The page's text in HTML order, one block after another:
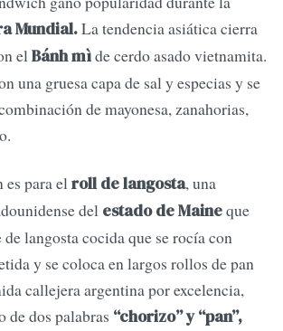
Mundial.La tendencia asiática cierra
el Bánh mìde cerdo asado vietnamita.
una gruesa capa de sal y especias y se
de mayonesa, zanahorias,
es para elroll de langosta, una
del estado de Maineque
de langosta cocida que se rocía con
y se coloca en largos rollos de pan
callejera argentina por excelencia,
de dos palabras “chorizo” y “pan”,